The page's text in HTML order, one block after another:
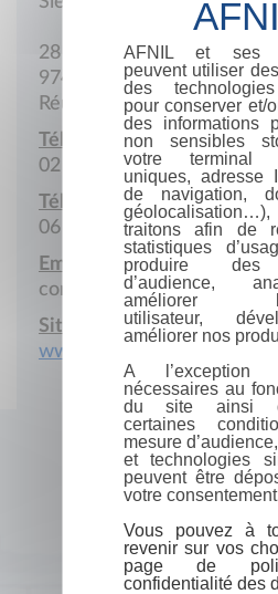
28 Rue des Camphriers
97432 Ravine des Cabris
Réunion
Téléphone :
02 62 32 66 06
Téléphone portable :
06 92 67 95 57
Email :
contact@clarisse-
Site Internet :
www.site.clarisse-
AFNIL et ses
peuvent utiliser
des
pour conserver et/
des informations
non sensibles
votre terminal
uniques, adresse
de navigation,
traitons afin de
statistiques
produire des
d’audience,
améliorer
utilisateur,
améliorer nos
A
nécessaires au
du site ainsi
certaines
mesure
et technologies
peuvent être
votre
Vous pouvez à
revenir sur vos
page de
confidentialité des